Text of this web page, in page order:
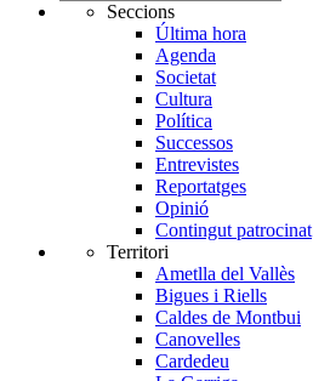
Seccions
Última hora
Agenda
Societat
Cultura
Política
Successos
Entrevistes
Reportatges
Opinió
Contingut patrocinat
Territori
Ametlla del Vallès
Bigues i Riells
Caldes de Montbui
Canovelles
Cardedeu